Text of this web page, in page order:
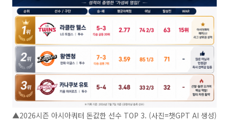
▲2026시즌 아시아쿼터 돈값한 선수 TOP 3. (사진=챗GPT AI 생성)